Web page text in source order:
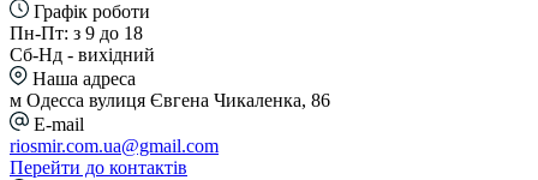
Графік роботи
Пн-Пт: з 9 до 18
Сб-Нд - вихідний
Наша адреса
м Одесса вулиця Євгена Чикаленка, 86
E-mail
riosmir.com.ua@gmail.com
Перейти до контактів